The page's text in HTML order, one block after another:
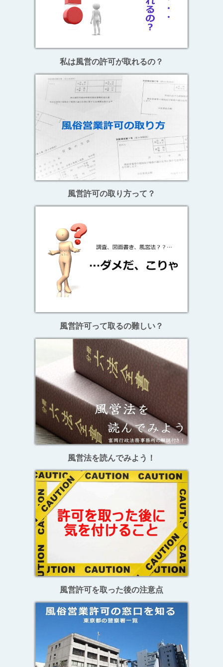
私は風営の許可が取れるの？
風営許可の取り方って？
風営許可って取るの難しい？
風営法を読んでみよう！
風営許可を取った後の注意点